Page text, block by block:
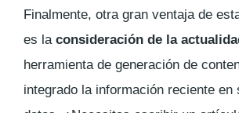
Finalmente, otra gran ventaja de
es la consideración de la
herramienta de generación de
integrado la información reciente en